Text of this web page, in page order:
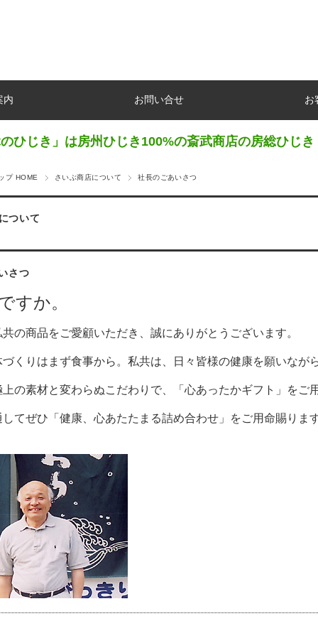
内 お問い合せ お
ひじき」は房州ひじき100%の斎武商店の房総ひじき
プ HOME さいぶ商店について 社長のごあいさつ
ついて
さつ
すか。
の商品をご愛顧いただき、誠にありがとうございます。
くりはまず食事から。私共は、日々皆様の健康を願いなが
の素材と変わらぬこだわりで、「心あったかギフト」をご
てぜひ「健康、心あたたまる詰め合わせ」をご用命賜りま